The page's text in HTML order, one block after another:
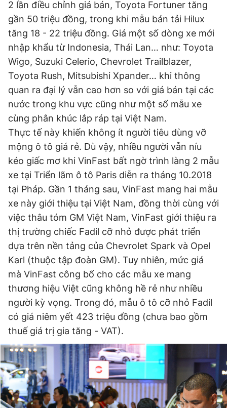
2 lần điều chỉnh giá bán, Toyota Fortuner tăng
gần 50 triệu đồng, trong khi mẫu bán tải Hilux
tăng 18 - 22 triệu đồng. Giá một số dòng xe mới
nhập khẩu từ Indonesia, Thái Lan… như: Toyota
Wigo, Suzuki Celerio, Chevrolet Trailblazer,
Toyota Rush, Mitsubishi Xpander… khi thông
quan ra đại lý vẫn cao hơn so với giá bán tại các
nước trong khu vực cũng như một số mẫu xe
cùng phân khúc lắp ráp tại Việt Nam.
Thực tế này khiến không ít người tiêu dùng vỡ
mộng ô tô giá rẻ. Dù vậy, nhiều người vẫn níu
kéo giấc mơ khi VinFast bất ngờ trình làng 2 mẫu
xe tại Triển lãm ô tô Paris diễn ra tháng 10.2018
tại Pháp. Gần 1 tháng sau, VinFast mang hai mẫu
xe này giới thiệu tại Việt Nam, đồng thời cùng với
việc thâu tóm GM Việt Nam, VinFast giới thiệu ra
thị trường chiếc Fadil cỡ nhỏ được phát triển
dựa trên nền tảng của Chevrolet Spark và Opel
Karl (thuộc tập đoàn GM). Tuy nhiên, mức giá
mà VinFast công bố cho các mẫu xe mang
thương hiệu Việt cũng không hề rẻ như nhiều
người kỳ vọng. Trong đó, mẫu ô tô cỡ nhỏ Fadil
có giá niêm yết 423 triệu đồng (chưa bao gồm
thuế giá trị gia tăng - VAT).